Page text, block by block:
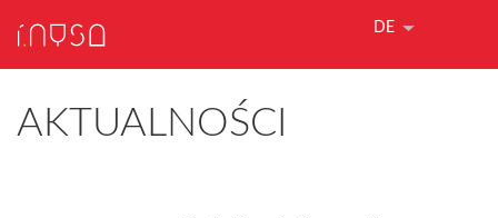
DE
AKTUALNOŚCI